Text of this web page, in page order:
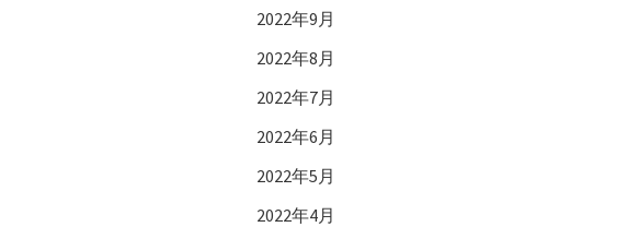
2022年9月
2022年8月
2022年7月
2022年6月
2022年5月
2022年4月